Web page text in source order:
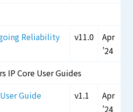
Reliability
v11.0
Apr
’24
IP Core User Guides
Guide
v1.1
Apr
’24